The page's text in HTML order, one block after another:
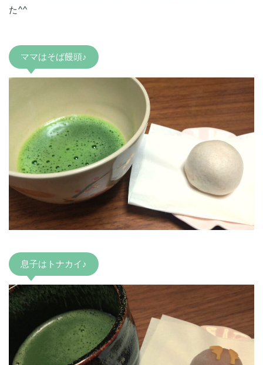
た^^
ママはそば饅頭♪
息子はトナカイ♪